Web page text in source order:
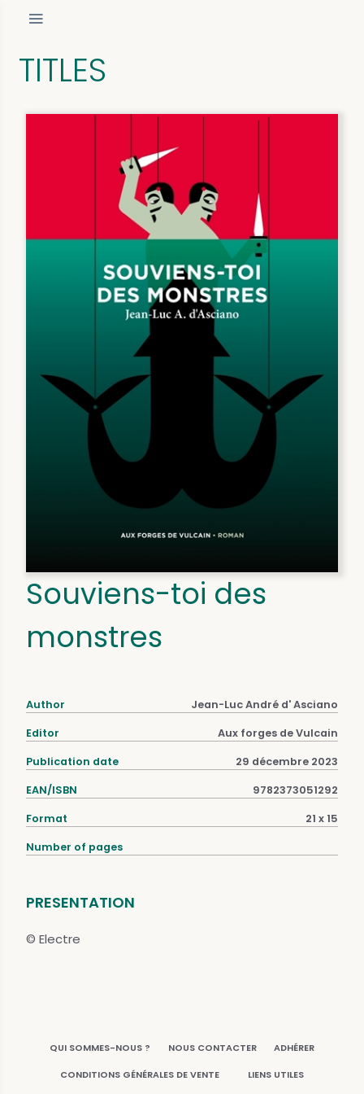
TITLES
Souviens-toi des
monstres
Author Jean-Luc André d' Asciano
Editor Aux forges de Vulcain
Publication date 29 décembre 2023
EAN/ISBN 9782373051292
Format 21 x 15
Number of pages
PRESENTATION
© Electre
QUI SOMMES-NOUS ? NOUS CONTACTER ADHÉRER
CONDITIONS GÉNÉRALES DE VENTE LIENS UTILES